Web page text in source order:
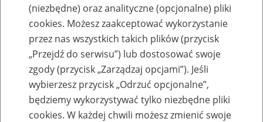
Rejestry, ewidencje i archiwa
Baza zlikwidowanych lub
przekształconych zakładów pracy
Nazwa zakładu pracy:
(niezbędne) oraz analityczne (opcjonalne) pliki
cookies. Możesz zaakceptować wykorzystanie
przez nas wszystkich takich plików (przycisk
„Przejdź do serwisu”) lub dostosować swoje
zgody (przycisk „Zarządzaj opcjami”). Jeśli
wybierzesz przycisk „Odrzuć opcjonalne”,
będziemy wykorzystywać tylko niezbędne pliki
cookies. W każdej chwili możesz zmienić swoje